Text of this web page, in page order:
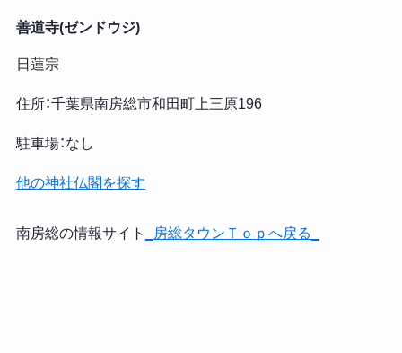
善道寺(ゼンドウジ)
日蓮宗
住所：千葉県南房総市和田町上三原196
駐車場：なし
他の神社仏閣を探す
南房総の情報サイト _房総タウンＴｏｐへ戻る_